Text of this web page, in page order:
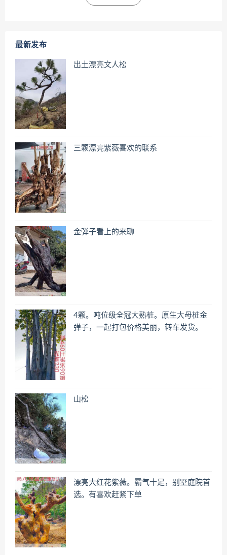
最新发布
出土漂亮文人松
三颗漂亮紫薇喜欢的联系
金弹子看上的来聊
4颗。吨位级全冠大熟桩。原生大母桩金
弹子，一起打包价格美丽，转车发货。
山松
漂亮大红花紫薇。霸气十足，别墅庭院首
选。有喜欢赶紧下单